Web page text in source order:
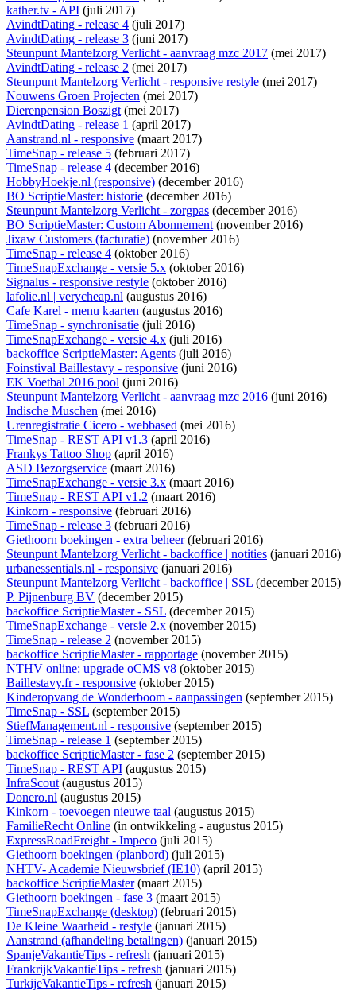
kather.tv - API (juli 2017)
AvindtDating - release 4 (juli 2017)
AvindtDating - release 3 (juni 2017)
Steunpunt Mantelzorg Verlicht - aanvraag mzc 2017 (mei 2017)
AvindtDating - release 2 (mei 2017)
Steunpunt Mantelzorg Verlicht - responsive restyle (mei 2017)
Nouwens Groen Projecten (mei 2017)
Dierenpension Boszigt(mei 2017)
AvindtDating - release 1 (april 2017)
Aanstrand.nl - responsive (maart 2017)
TimeSnap - release 5 (februari 2017)
TimeSnap - release 4 (december 2016)
HobbyHoekje.nl (responsive) (december 2016)
BO ScriptieMaster: historie (december 2016)
Steunpunt Mantelzorg Verlicht - zorgpas (december 2016)
BO ScriptieMaster: Custom Abonnement(november 2016)
Jixaw Customers (facturatie) (november 2016)
TimeSnap - release 4 (oktober 2016)
TimeSnapExchange - versie 5.x (oktober 2016)
Signalus - responsive restyle (oktober 2016)
lafolie.nl | verycheap.nl (augustus 2016)
Cafe Karel - menu kaarten (augustus 2016)
TimeSnap - synchronisatie (juli 2016)
TimeSnapExchange - versie 4.x (juli 2016)
backoffice ScriptieMaster: Agents (juli 2016)
Foinstival Baillestavy - responsive (juni 2016)
EK Voetbal 2016 pool (juni 2016)
Steunpunt Mantelzorg Verlicht - aanvraag mzc 2016 (juni 2016)
Indische Muschen (mei 2016)
Urenregistratie Cicero - webbased (mei 2016)
TimeSnap - REST API v1.3 (april 2016)
Frankys Tattoo Shop (april 2016)
ASD Bezorgservice (maart 2016)
TimeSnapExchange - versie 3.x (maart 2016)
TimeSnap - REST API v1.2 (maart 2016)
Kinkorn - responsive (februari 2016)
TimeSnap - release 3 (februari 2016)
Giethoorn boekingen - extra beheer(februari 2016)
Steunpunt Mantelzorg Verlicht - backoffice | notities (januari 2016)
urbanessentials.nl - responsive (januari 2016)
Steunpunt Mantelzorg Verlicht - backoffice | SSL (december 2015)
P. Pijnenburg BV (december 2015)
backoffice ScriptieMaster - SSL (december 2015)
TimeSnapExchange - versie 2.x (november 2015)
TimeSnap - release 2 (november 2015)
backoffice ScriptieMaster - rapportage (november 2015)
NTHV online: upgrade oCMS v8 (oktober 2015)
Baillestavy.fr - responsive (oktober 2015)
Kinderopvang de Wonderboom - aanpassingen (september 2015)
TimeSnap - SSL (september 2015)
StiefManagement.nl - responsive (september 2015)
TimeSnap - release 1 (september 2015)
backoffice ScriptieMaster - fase 2 (september 2015)
TimeSnap - REST API (augustus 2015)
InfraScout(augustus 2015)
Donero.nl (augustus 2015)
Kinkorn - toevoegen nieuwe taal (augustus 2015)
FamilieRecht Online (in ontwikkeling - augustus 2015)
ExpressRoadFreight - Impeco (juli 2015)
Giethoorn boekingen (planbord) (juli 2015)
NHTV- Academie Nieuwsbrief (IE10) (april 2015)
backoffice ScriptieMaster(maart 2015)
Giethoorn boekingen - fase 3 (maart 2015)
TimeSnapExchange (desktop) (februari 2015)
De Kleine Waarheid - restyle (januari 2015)
Aanstrand (afhandeling betalingen) (januari 2015)
SpanjeVakantieTips - refresh (januari 2015)
FrankrijkVakantieTips - refresh (januari 2015)
TurkijeVakantieTips - refresh (januari 2015)